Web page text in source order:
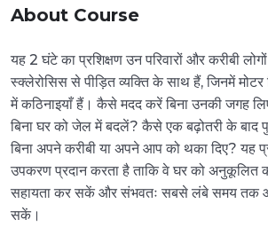
About Course
यह 2 घंटे का प्रशिक्षण उन परिवारों और करीबी
स्क्लेरोसिस से पीड़ित व्यक्ति के साथ हैं, जिनमें मोटर
में कठिनाइयाँ हैं। कैसे मदद करें बिना उनकी जगह
बिना घर को जेल में बदलें? कैसे एक बढ़ोतरी के बाद
बिना अपने करीबी या अपने आप को थका दिए? यह
उपकरण प्रदान करता है ताकि वे घर को अनुकूलित
सहायता कर सकें और संभवतः सबसे लंबे समय तक
सकें।